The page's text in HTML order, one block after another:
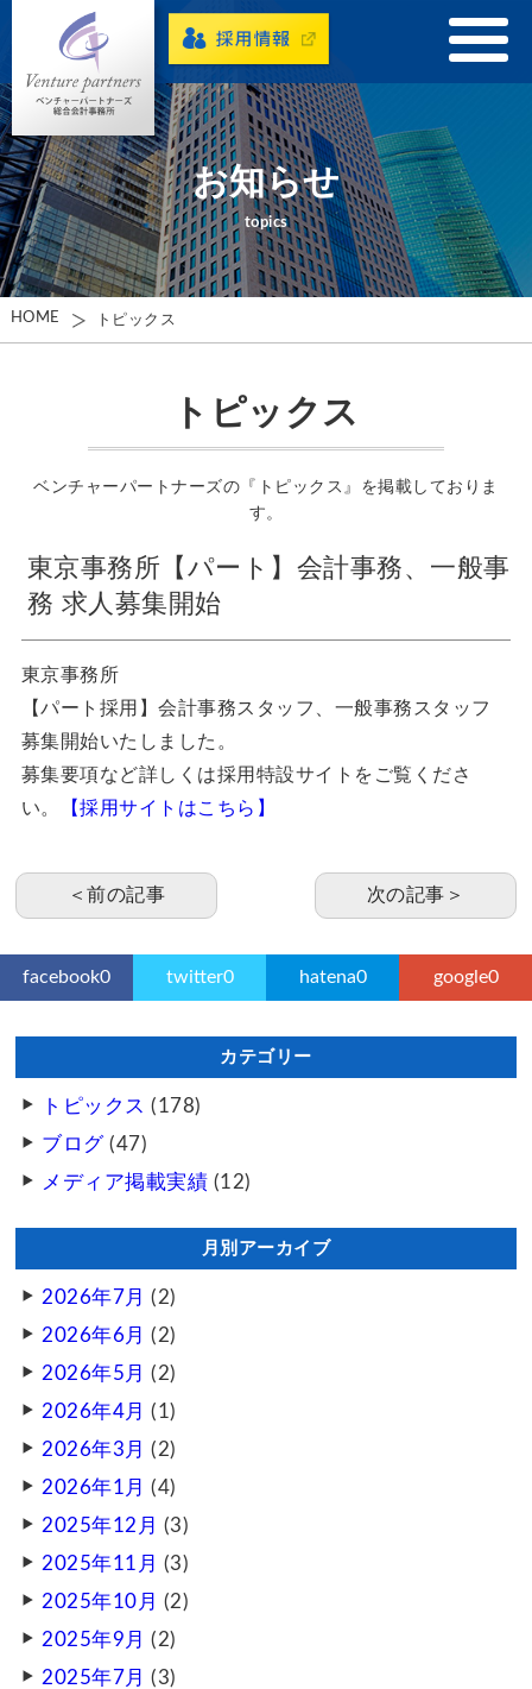
お知らせ
topics
HOME トピックス
トピックス
ベンチャーパートナーズの『トピックス』を掲載しておりま
す。
東京事務所【パート】会計事務、一般事
務 求人募集開始
東京事務所
【パート採用】会計事務スタッフ、一般事務スタッフ
募集開始いたしました。
募集要項など詳しくは採用特設サイトをご覧くださ
い。
【採用サイトはこちら】
＜前の記事 次の記事＞
facebook0 twitter0 hatena0 google0
カテゴリー
トピックス (178)
ブログ(47)
メディア掲載実績 (12)
月別アーカイブ
2026年7月 (2)
2026年6月 (2)
2026年5月 (2)
2026年4月 (1)
2026年3月 (2)
2026年1月 (4)
2025年12月 (3)
2025年11月 (3)
2025年10月 (2)
2025年9月 (2)
2025年7月 (3)